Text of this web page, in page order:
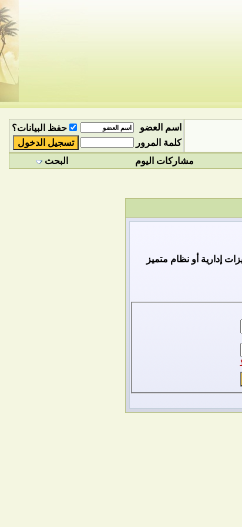
اسم العضو
حفظ البيانات؟
كلمة المرور
مشاركات اليوم البحث
إدارية أو نظام متميز